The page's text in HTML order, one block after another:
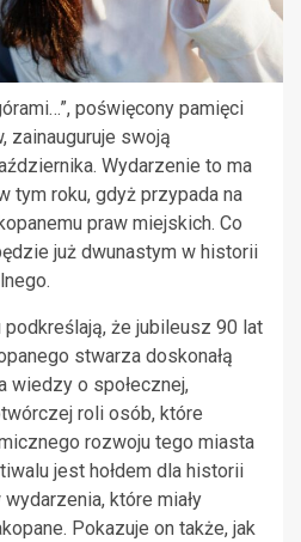
poświęcony pamięci
zainauguruje swoją
Wydarzenie to ma
tym roku, gdyż przypada na
praw miejskich. Co
już dwunastym w historii
że jubileusz 90 lat
stwarza doskonałą
wiedzy o społecznej,
roli osób, które
rozwoju tego miasta
jest hołdem dla historii
które miały
Pokazuje on także, jak